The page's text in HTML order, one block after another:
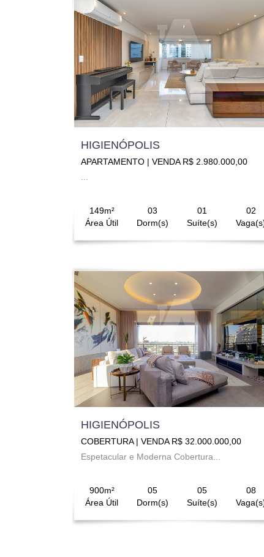
HIGIENÓPOLIS
APARTAMENTO | VENDA R$ 2.980.000,00
149m²
Área Útil
03
Dorm(s)
01
Suíte(s)
02
HIGIENÓPOLIS
COBERTURA | VENDA R$ 32.000.000,00
Espetacular e Moderna Cobertura...
900m²
Área Útil
05
Dorm(s)
05
Suíte(s)
08